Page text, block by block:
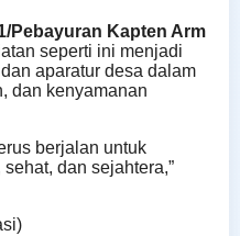
Pebayuran Kapten Arm
seperti ini menjadi
aparatur desa dalam
dan kenyamanan
berjalan untuk
dan sejahtera,”